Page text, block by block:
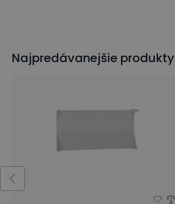
Najpredávanejšie produkty